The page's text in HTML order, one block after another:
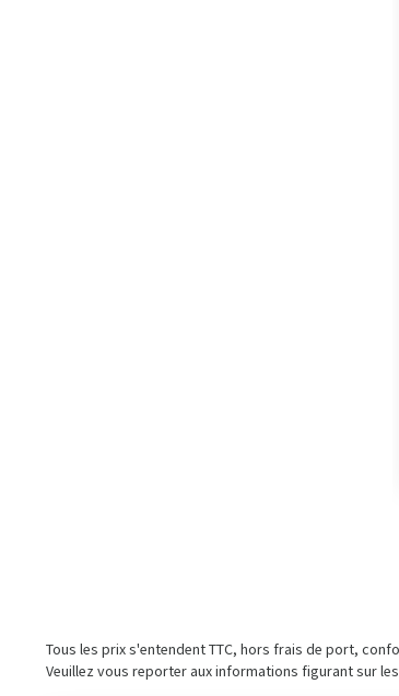
Tous les prix s'entendent TTC, hors frais de port,
Veuillez vous reporter aux informations figurant sur